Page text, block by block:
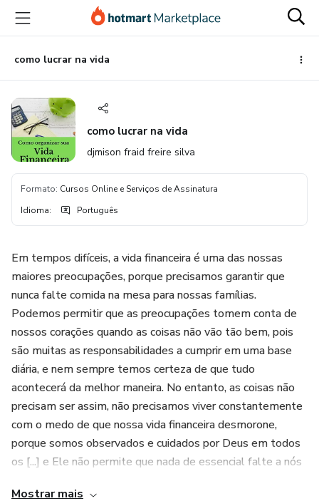
para
conteúdo
principal
para
pagamento
para
rodapé
como lucrar na vida
como lucrar na vida
djmison fraid freire silva
Formato: Cursos Online e Serviços de Assinatura
Idioma: Português
Em tempos difíceis, a vida financeira é uma das nossas
maiores preocupações, porque precisamos garantir que
nunca falte comida na mesa para nossas famílias.
Podemos permitir que as preocupações tomem conta de
nossos corações quando as coisas não vão tão bem, pois
são muitas as responsabilidades a cumprir em uma base
diária, e nem sempre temos certeza de que tudo
acontecerá da melhor maneira. No entanto, as coisas não
precisam ser assim, não precisamos viver constantemente
com o medo de que nossa vida financeira desmorone,
porque somos observados e cuidados por Deus em todos
os [...] e Ele não permite que nada de essencial falte a nós
Mostrar mais